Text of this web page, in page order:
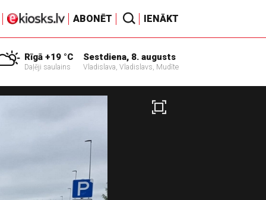
ABONĒT IENĀKT
Rīgā +19 °C
Daļēji saulains
Sestdiena, 8. augusts
Vladislava, Vladislavs, Mudīte